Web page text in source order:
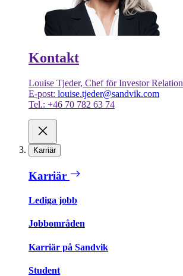
Kontakt
Louise Tjeder, Chef för Investor
E-post: louise.tjeder@sandvik.com
Tel.: +46 70 782 63 74
Karriär
Karriär
Lediga jobb
Jobbområden
Karriär på Sandvik
Student